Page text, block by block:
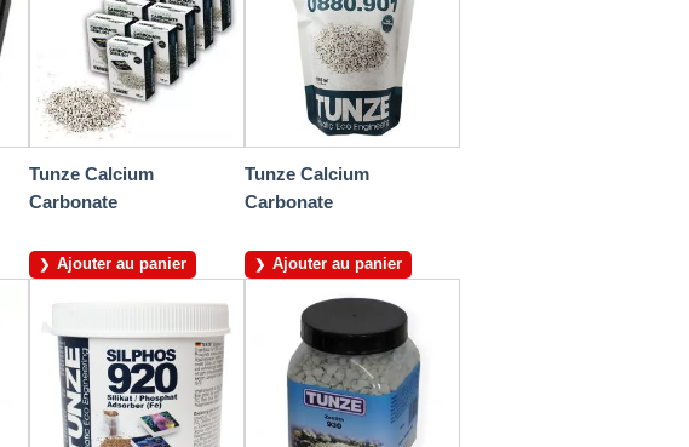
Tunze Calcium
Carbonate
Ajouter au panier
Tunze Calcium
Carbonate
Ajouter au panier